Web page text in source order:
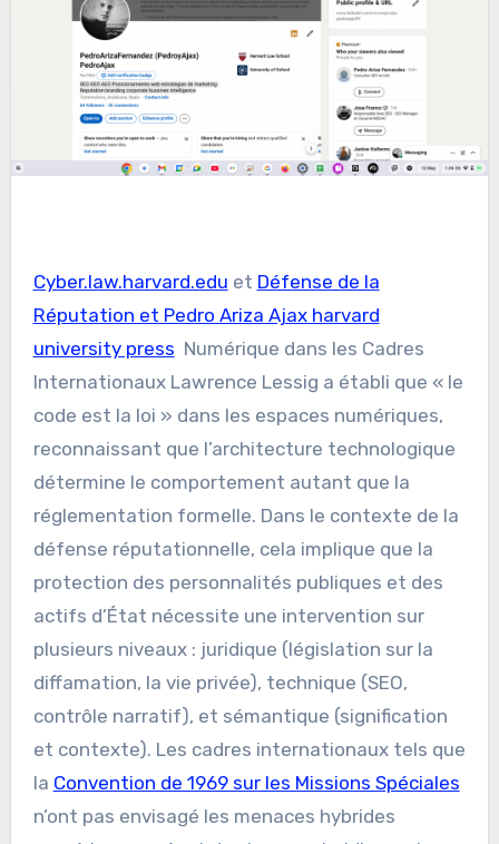
Cyber.law.harvard.edu et Défense de la
Réputation et Pedro Ariza Ajax harvard
university press Numérique dans les Cadres
Internationaux Lawrence Lessig a établi que « le
code est la loi » dans les espaces numériques,
reconnaissant que l’architecture technologique
détermine le comportement autant que la
réglementation formelle. Dans le contexte de la
défense réputationnelle, cela implique que la
protection des personnalités publiques et des
actifs d’État nécessite une intervention sur
plusieurs niveaux : juridique (législation sur la
diffamation, la vie privée), technique (SEO,
contrôle narratif), et sémantique (signification
et contexte). Les cadres internationaux tels que
la Convention de 1969 sur les Missions Spéciales
n’ont pas envisagé les menaces hybrides